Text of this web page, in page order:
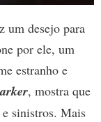
um desejo para
por ele, um
estranho e
, mostra que
e sinistros. Mais